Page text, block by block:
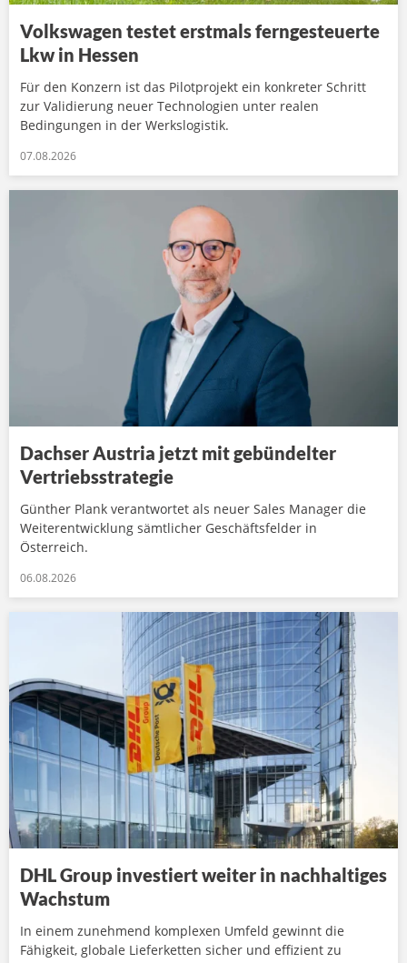
Volkswagen testet erstmals ferngesteuerte
Lkw in Hessen
Für den Konzern ist das Pilotprojekt ein konkreter Schritt
zur Validierung neuer Technologien unter realen
Bedingungen in der Werkslogistik.
07.08.2026
Dachser Austria jetzt mit gebündelter
Vertriebsstrategie
Günther Plank verantwortet als neuer Sales Manager die
Weiterentwicklung sämtlicher Geschäftsfelder in
Österreich.
06.08.2026
DHL Group investiert weiter in nachhaltiges
Wachstum
In einem zunehmend komplexen Umfeld gewinnt die
Fähigkeit, globale Lieferketten sicher und effizient zu